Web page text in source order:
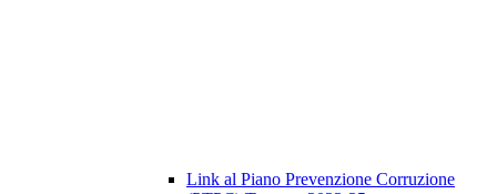
Link al Piano Prevenzione Corruzione